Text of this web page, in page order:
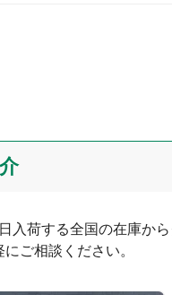
荷する全国の在庫から
ご相談ください。